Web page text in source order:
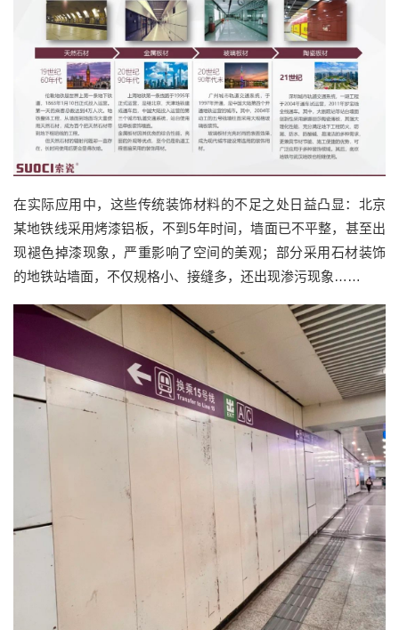
在实际应用中，这些传统装饰材料的不足之处日益凸显：北京
某地铁线采用烤漆铝板，不到5年时间，墙面已不平整，甚至出
现褪色掉漆现象，严重影响了空间的美观；部分采用石材装饰
的地铁站墙面，不仅规格小、接缝多，还出现渗污现象……